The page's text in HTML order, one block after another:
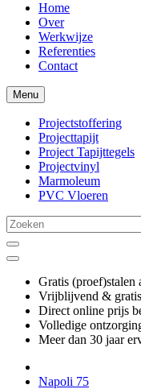
Home
Over
Werkwijze
Referenties
Contact
Menu
Projectstoffering
Projecttapijt
Project Tapijttegels
Projectvinyl
Marmoleum
PVC Vloeren
Gratis (proef)stalen
Vrijblijvend &
Direct online prijs
Volledige
Meer dan 30 jaar
Napoli 75